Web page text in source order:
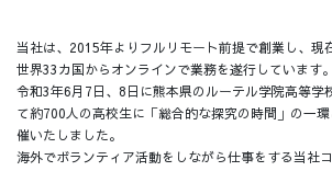
お問い合わせ
当社は、2015年よりフルリモート前提で創業し、現
世界33カ国からオンラインで業務を遂行しています。
令和3年6月7日、8日に熊本県のルーテル学院高等学
て約700人の高校生に「総合的な探究の時間」の一
催いたしました。
海外でボランティア活動をしながら仕事をする当社